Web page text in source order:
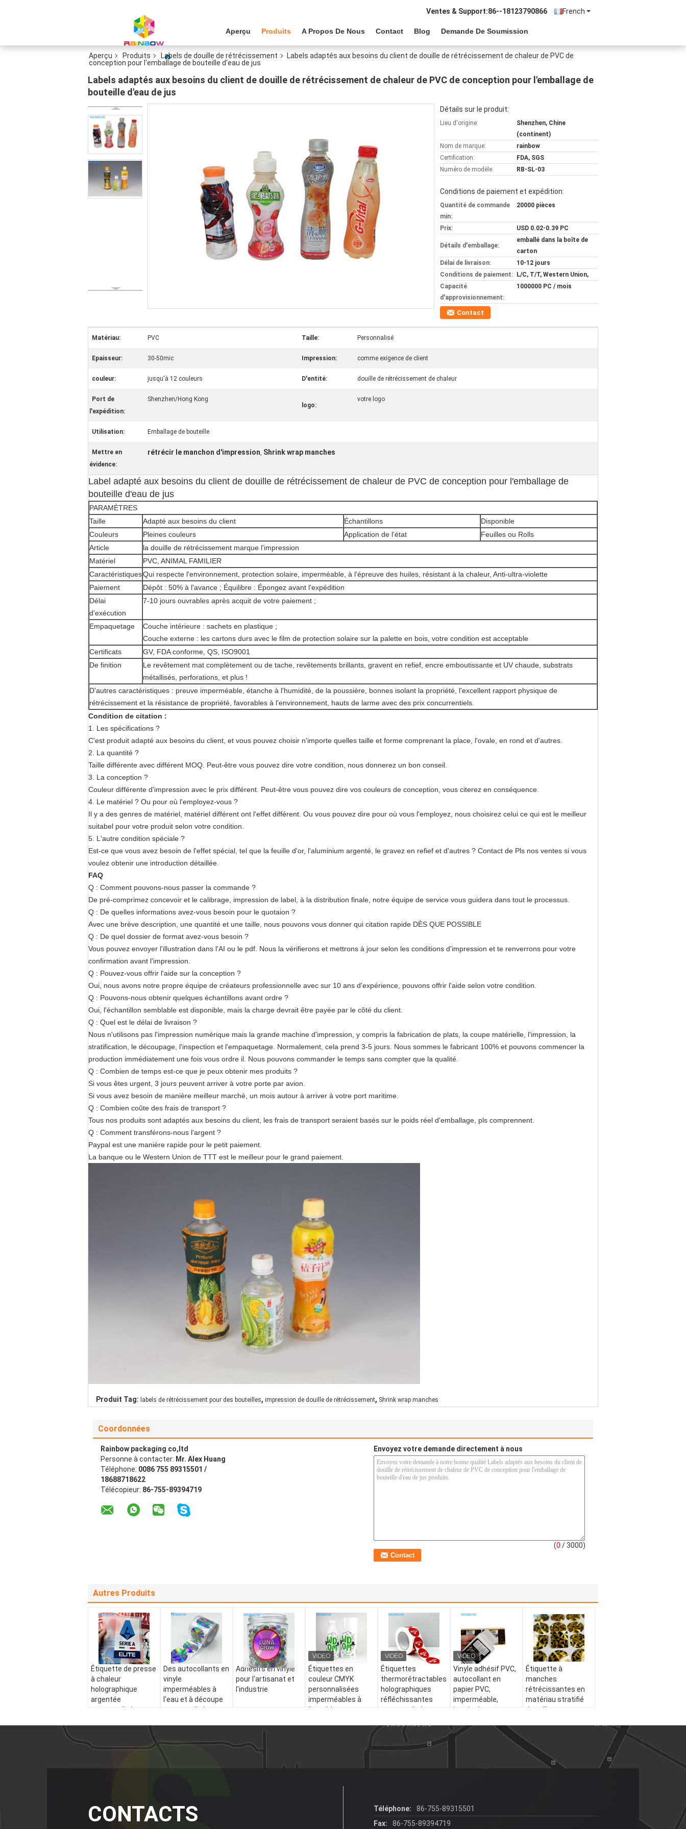
French
Ventes & Support:86--18123790866
Aperçu Produits A Propos De Nous Contact Blog Demande De Soumission
Aperçu Produits Labels de douille de rétrécissement
Labels adaptés aux besoins du client de douille de rétrécissement de chaleur de PVC de
conception pour l'emballage de bouteille d'eau de jus
Labels adaptés aux besoins du client de douille de rétrécissement de chaleur de PVC de conception pour l'emballage de
bouteille d'eau de jus
Détails sur le produit:
Lieu d'origine:
Shenzhen, Chine
(continent)
Nom de marque:
rainbow
Certification:
FDA, SGS
Numéro de modèle:
RB-SL-03
Conditions de paiement et expédition:
Quantité de commande
min:
20000 pièces
Prix: USD 0.02-0.39 PC
Détails d'emballage:
emballé dans la boîte de
carton
Délai de livraison:
10-12 jours
Conditions de paiement:
L/C, T/T, Western Union,
Capacité
d'approvisionnement:
1000000 PC / mois
Contact
Matériau: PVC Taille: Personnalisé
Epaisseur: 30-50mic Impression: comme exigence de client
couleur: jusqu'à 12 couleurs D'entité: douille de rétrécissement de chaleur
Port de
l'expédition:
Shenzhen/Hong Kong
logo:
votre logo
Utilisation: Emballage de bouteille
Mettre en
évidence:
rétrécir le manchon d'impression, Shrink wrap manches
Label adapté aux besoins du client de douille de rétrécissement de chaleur de PVC de conception pour l'emballage de
bouteille d'eau de jus
PARAMÈTRES
Taille
Adapté aux besoins du client Échantillons
Disponible
Couleurs
Pleines couleurs Application de l'état
Feuilles ou Rolls
Article
la douille de rétrécissement marque l'impression
Matériel
PVC, ANIMAL FAMILIER
CaractéristiquesQui respecte l'environnement, protection solaire, imperméable, à l'épreuve des huiles, résistant à la chaleur, Anti-ultra-violette
Paiement
Dépôt : 50% à l'avance ; Équilibre : Épongez avant l'expédition
Délai
d'exécution
7-10 jours ouvrables après acquit de votre paiement ;
Empaquetage
Couche intérieure : sachets en plastique ;
Couche externe : les cartons durs avec le film de protection solaire sur la palette en bois, votre condition est acceptable
Certificats
GV, FDA conforme, QS, ISO9001
De finition
Le revêtement mat complètement ou de tache, revêtements brillants, gravent en refief, encre emboutissante et UV chaude, substrats
métallisés, perforations, et plus !
D'autres caractéristiques : preuve imperméable, étanche à l'humidité, de la poussière, bonnes isolant la propriété, l'excellent rapport physique de
rétrécissement et la résistance de propriété, favorables à l'environnement, hauts de larme avec des prix concurrentiels.
Condition de citation :
1. Les spécifications ?
C'est produit adapté aux besoins du client, et vous pouvez choisir n'importe quelles taille et forme comprenant la place, l'ovale, en rond et d'autres.
2. La quantité ?
Taille différente avec différent MOQ. Peut-être vous pouvez dire votre condition, nous donnerez un bon conseil.
3. La conception ?
Couleur différente d'impression avec le prix différent. Peut-être vous pouvez dire vos couleurs de conception, vous citerez en conséquence.
4. Le matériel ? Ou pour où l'employez-vous ?
Il y a des genres de matériel, matériel différent ont l'effet différent. Ou vous pouvez dire pour où vous l'employez, nous choisirez celui ce qui est le meilleur
suitabel pour votre produit selon votre condition.
5. L'autre condition spéciale ?
Est-ce que vous avez besoin de l'effet spécial, tel que la feuille d'or, l'aluminium argenté, le gravez en refief et d'autres ? Contact de Pls nos ventes si vous
voulez obtenir une introduction détaillée.
FAQ
Q : Comment pouvons-nous passer la commande ?
De pré-comprimez concevoir et le calibrage, impression de label, à la distribution finale, notre équipe de service vous guidera dans tout le processus.
Q : De quelles informations avez-vous besoin pour le quotaion ?
Avec une brève description, une quantité et une taille, nous pouvons vous donner qui citation rapide DÈS QUE POSSIBLE
Q : De quel dossier de format avez-vous besoin ?
Vous pouvez envoyer l'illustration dans l'AI ou le pdf. Nous la vérifierons et mettrons à jour selon les conditions d'impression et te renverrons pour votre
confirmation avant l'impression.
Q : Pouvez-vous offrir l'aide sur la conception ?
Oui, nous avons notre propre équipe de créateurs professionnelle avec sur 10 ans d'expérience, pouvons offrir l'aide selon votre condition.
Q : Pouvons-nous obtenir quelques échantillons avant ordre ?
Oui, l'échantillon semblable est disponible, mais la charge devrait être payée par le côté du client.
Q : Quel est le délai de livraison ?
Nous n'utilisons pas l'impression numérique mais la grande machine d'impression, y compris la fabrication de plats, la coupe matérielle, l'impression, la
stratification, le découpage, l'inspection et l'empaquetage. Normalement, cela prend 3-5 jours. Nous sommes le fabricant 100% et pouvons commencer la
production immédiatement une fois vous ordre il. Nous pouvons commander le temps sans compter que la qualité.
Q : Combien de temps est-ce que je peux obtenir mes produits ?
Si vous êtes urgent, 3 jours peuvent arriver à votre porte par avion.
Si vous avez besoin de manière meilleur marché, un mois autour à arriver à votre port maritime.
Q : Combien coûte des frais de transport ?
Tous nos produits sont adaptés aux besoins du client, les frais de transport seraient basés sur le poids réel d'emballage, pls comprennent.
Q : Comment transférons-nous l'argent ?
Paypal est une manière rapide pour le petit paiement.
La banque ou le Western Union de TTT est le meilleur pour le grand paiement.
Produit Tag: labels de rétrécissement pour des bouteilles, impression de douille de rétrécissement, Shrink wrap manches
Coordonnées
Rainbow packaging co,ltd
Personne à contacter: Mr. Alex Huang
Téléphone: 0086 755 89315501 /
18688718622
Télécopieur: 86-755-89394719
Envoyez votre demande directement à nous
(0 / 3000)
Autres Produits
Étiquette de presse
à chaleur
holographique
argentée
personnalisée
Des autocollants en
vinyle
imperméables à
l'eau et à découpe
personnalisés avec
Adhésifs en vinyle
pour l'artisanat et
l'industrie
Étiquettes en
couleur CMYK
personnalisées
imperméables à
l'eau à haute
Étiquettes
thermorétractables
holographiques
réfléchissantes
personnalisées,
résistantes aux UV
pour bouteilles
Vinyle adhésif PVC,
autocollant en
papier PVC,
imperméable,
imprimé
étiquettes
Étiquette à
manches
rétrécissantes en
matériau stratifié
de taille
FDA/SGS/REACH/ISO9001:
2008 Autocollant
adhésif certifié
CONTACTS Téléphone:
86-755-89315501
Fax:
86-755-89394719